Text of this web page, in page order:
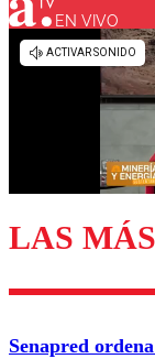
Los
EN VIVO
LAS
Senapred